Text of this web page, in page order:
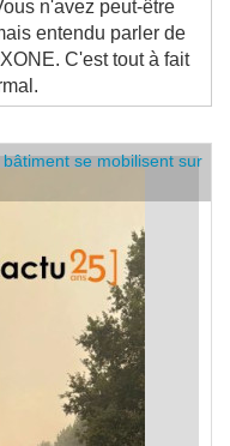
n'avez peut-être
entendu parler de
C'est tout à fait
se mobilisent sur